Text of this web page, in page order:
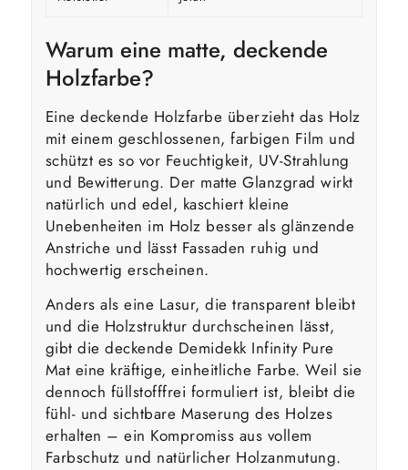
Warum eine matte, deckende
Holzfarbe?
Eine deckende Holzfarbe überzieht das Holz
mit einem geschlossenen, farbigen Film und
schützt es so vor Feuchtigkeit, UV-Strahlung
und Bewitterung. Der matte Glanzgrad wirkt
natürlich und edel, kaschiert kleine
Unebenheiten im Holz besser als glänzende
Anstriche und lässt Fassaden ruhig und
hochwertig erscheinen.
Anders als eine Lasur, die transparent bleibt
und die Holzstruktur durchscheinen lässt,
gibt die deckende Demidekk Infinity Pure
Mat eine kräftige, einheitliche Farbe. Weil sie
dennoch füllstofffrei formuliert ist, bleibt die
fühl- und sichtbare Maserung des Holzes
erhalten – ein Kompromiss aus vollem
Farbschutz und natürlicher Holzanmutung.